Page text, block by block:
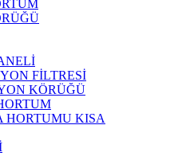
FİLTRESİ
KÖRÜĞÜ
HORTUMU KISA